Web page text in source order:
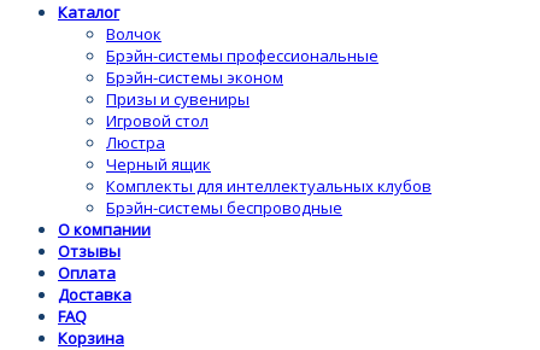
Каталог
Волчок
Брэйн-системы профессиональные
Брэйн-системы эконом
Призы и сувениры
Игровой стол
Люстра
Черный ящик
Комплекты для интеллектуальных клубов
Брэйн-системы беспроводные
О компании
Отзывы
Оплата
Доставка
FAQ
Корзина